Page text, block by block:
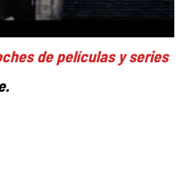
de películas y series